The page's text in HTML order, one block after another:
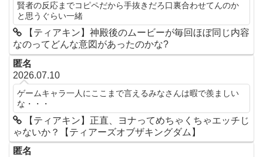
賢者の反応までコピペだから手抜きだろ口裏合わせてんのか
と思うぐらい一緒
【ティアキン】神殿後のムービーが毎回ほぼ同じ内容
なのってどんな意図があったのかな?
匿名
2026.07.10
ゲームキャラ一人にここまで言えるみなさんは暇で羨ましい
な・・・
【ティアキン】正直、ヨナってめちゃくちゃエッチじ
ゃないか？【ティアーズオブザキングダム】
匿名